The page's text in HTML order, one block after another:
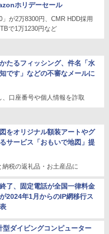
ホリデーセール
」が2万8300円、CMR HDD採用
で1万1230円など
たるフィッシング、件名「水
です」などの不審なメールに
口座番号や個人情報を詐取
をオリジナル額装アートやグ
サービス「おもいで地図」提
納税の返礼品・お土産品に
了、固定電話が全国一律料金
2024年1月からのIP網移行ス
ダイビングコンピューター